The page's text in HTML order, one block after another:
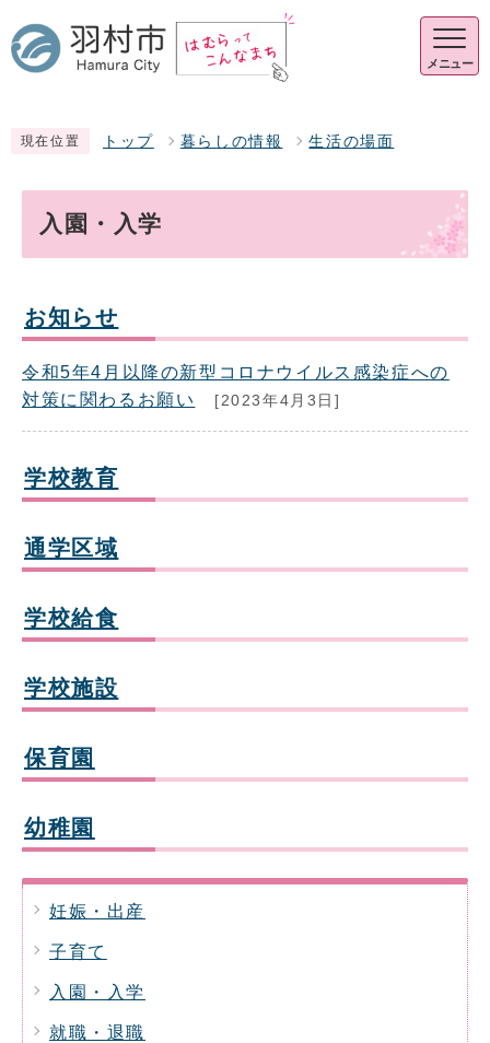
メニュー
現在位置 トップ 暮らしの情報 生活の場面
入園・入学
お知らせ
令和5年4月以降の新型コロナウイルス感染症への
対策に関わるお願い
[2023年4月3日]
学校教育
通学区域
学校給食
学校施設
保育園
幼稚園
妊娠・出産
子育て
入園・入学
就職・退職